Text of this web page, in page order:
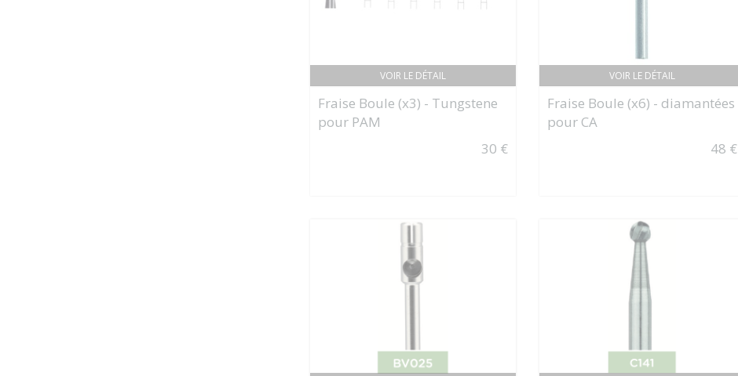
VOIR LE DÉTAIL
Fraise Boule (x3) - Tungstene
pour PAM
30 €
VOIR LE DÉTAIL
Fraise Boule (x6) - diamantées
pour CA
48 €